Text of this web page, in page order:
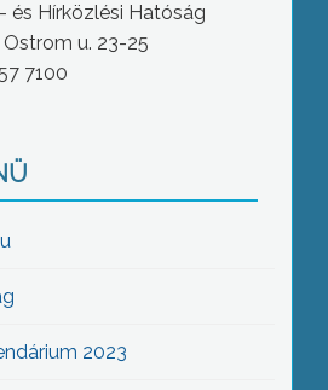
és Hírközlési Hatóság
u. 23-25
7100
2023